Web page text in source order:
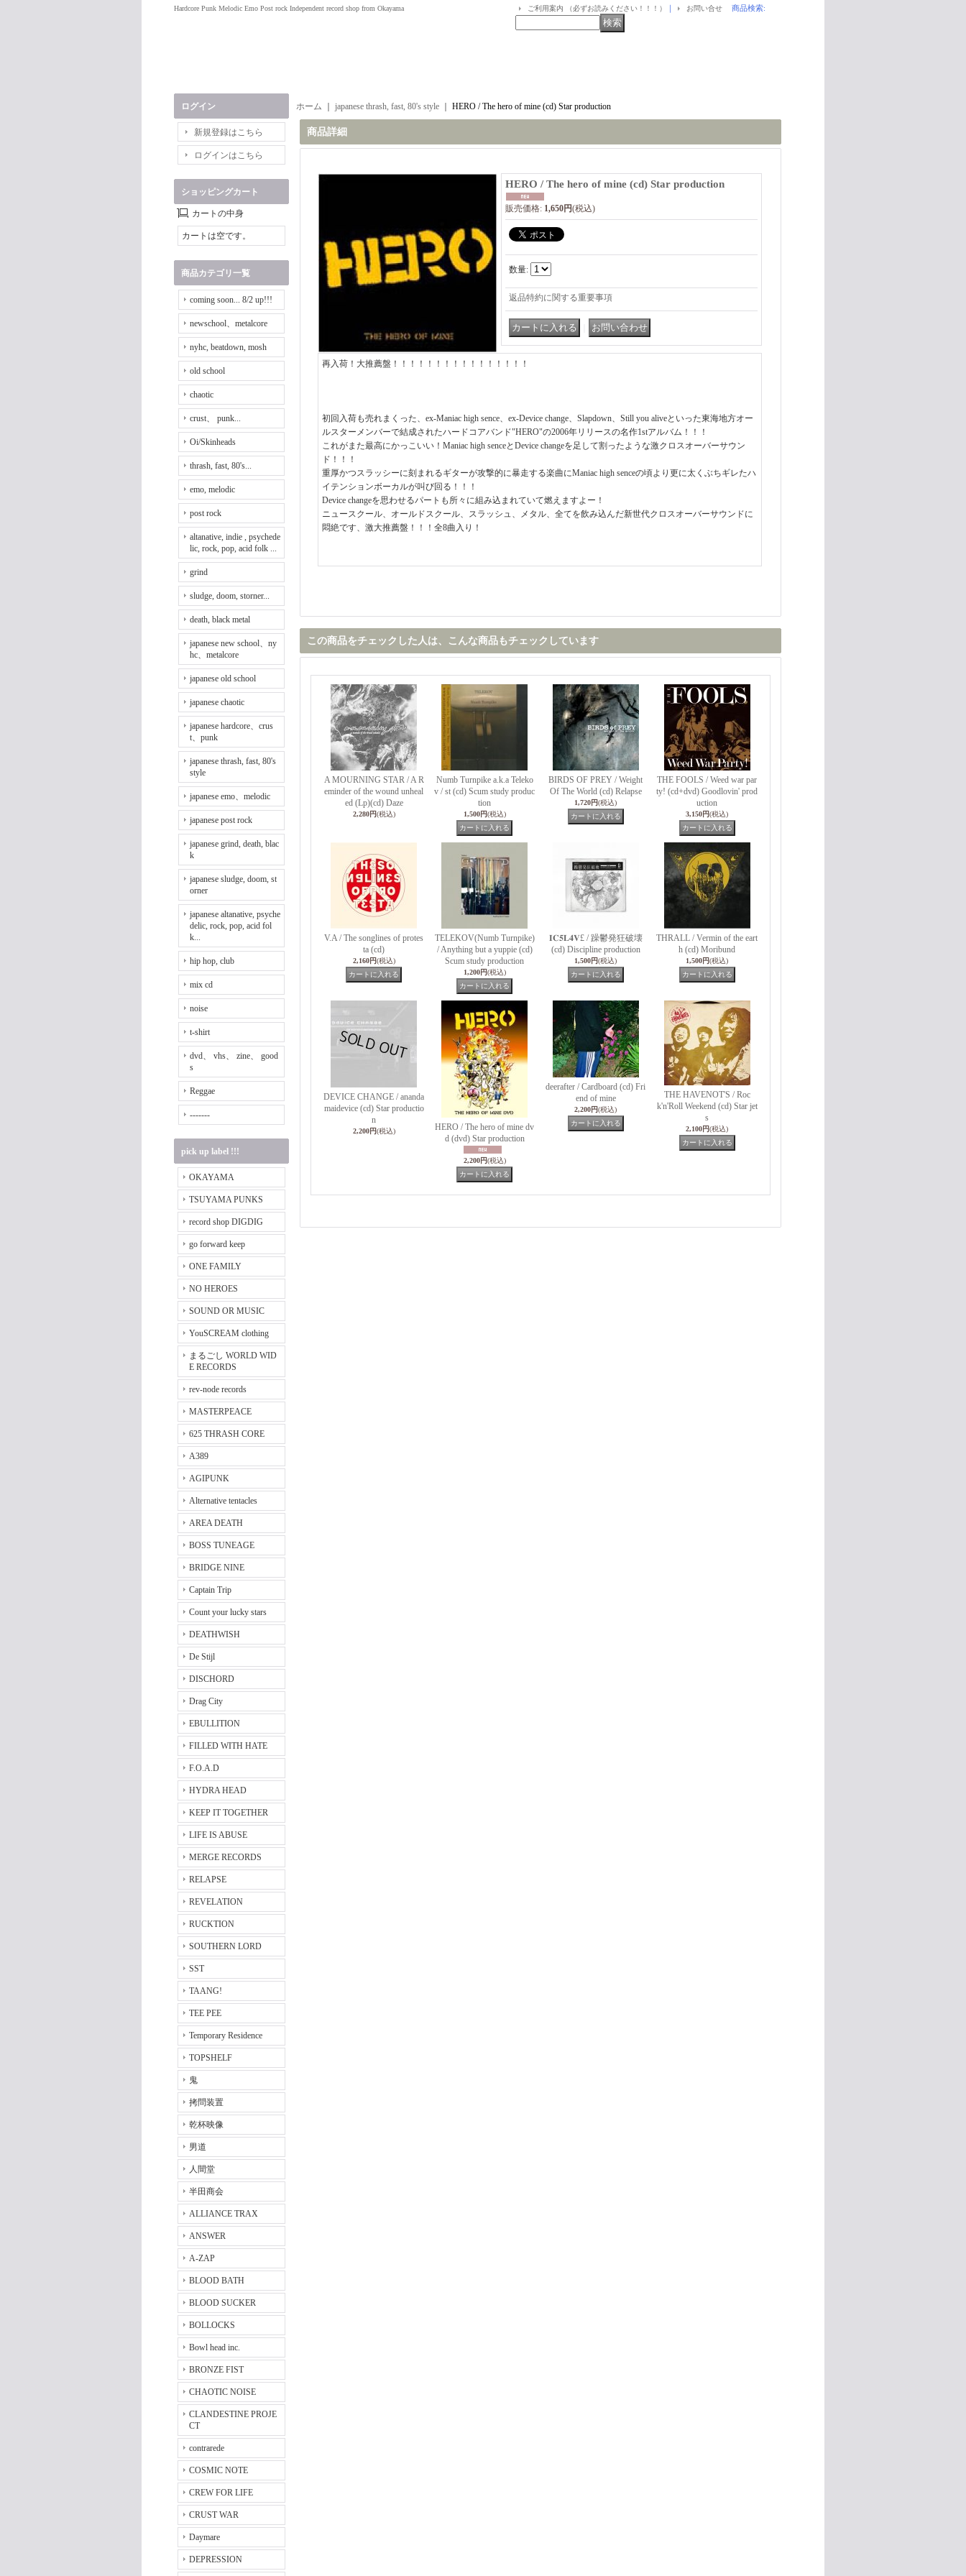
Hardcore Punk Melodic Emo Post rock Independent record shop from Okayama ご利用案内 （必ずお読みください！！！） ｜ お問い合せ 商品検索:
ログイン
新規登録はこちら
ログインはこちら
ショッピングカート
カートの中身
カートは空です。
商品カテゴリ一覧
coming soon... 8/2 up!!!
newschool、metalcore
nyhc, beatdown, mosh
old school
chaotic
crust、 punk...
Oi/Skinheads
thrash, fast, 80's...
emo, melodic
post rock
altanative, indie , psychede
lic, rock, pop, acid folk ...
grind
sludge, doom, storner...
death, black metal
japanese new school、ny
hc、metalcore
japanese old school
japanese chaotic
japanese hardcore、crus
t、punk
japanese thrash, fast, 80's
style
japanese emo、melodic
japanese post rock
japanese grind, death, blac
k
japanese sludge, doom, st
orner
japanese altanative, psyche
delic, rock, pop, acid fol
k...
hip hop, club
mix cd
noise
t-shirt
dvd、 vhs、 zine、 good
s
Reggae
-------
pick up label !!!
OKAYAMA
TSUYAMA PUNKS
record shop DIGDIG
go forward keep
ONE FAMILY
NO HEROES
SOUND OR MUSIC
YouSCREAM clothing
まるごし WORLD WID
E RECORDS
rev-node records
MASTERPEACE
625 THRASH CORE
A389
AGIPUNK
Alternative tentacles
AREA DEATH
BOSS TUNEAGE
BRIDGE NINE
Captain Trip
Count your lucky stars
DEATHWISH
De Stijl
DISCHORD
Drag City
EBULLITION
FILLED WITH HATE
F.O.A.D
HYDRA HEAD
KEEP IT TOGETHER
LIFE IS ABUSE
MERGE RECORDS
RELAPSE
REVELATION
RUCKTION
SOUTHERN LORD
SST
TAANG!
TEE PEE
Temporary Residence
TOPSHELF
鬼
拷問装置
乾杯映像
男道
人間堂
半田商会
ALLIANCE TRAX
ANSWER
A-ZAP
BLOOD BATH
BLOOD SUCKER
BOLLOCKS
Bowl head inc.
BRONZE FIST
CHAOTIC NOISE
CLANDESTINE PROJE
CT
contrarede
COSMIC NOTE
CREW FOR LIFE
CRUST WAR
Daymare
DEPRESSION
ホーム japanese thrash, fast, 80's style HERO / The hero of mine (cd) Star production
商品詳細
HERO / The hero of mine (cd) Star production
販売価格: 1,650円(税込)
数量:
返品特約に関する重要事項
再入荷！大推薦盤！！！！！！！！！！！！！！！！
初回入荷も売れまくった、ex-Maniac high sence、ex-Device change、Slapdown、Still you aliveといった東海地方オー
ルスターメンバーで結成されたハードコアバンド"HERO"の2006年リリースの名作1stアルバム！！！
これがまた最高にかっこいい！Maniac high senceとDevice changeを足して割ったような激クロスオーバーサウン
ド！！！
重厚かつスラッシーに刻まれるギターが攻撃的に暴走する楽曲にManiac high senceの頃より更に太くぶちギレたハ
イテンションボーカルが叫び回る！！！
Device changeを思わせるパートも所々に組み込まれていて燃えますよー！
ニュースクール、オールドスクール、スラッシュ、メタル、全てを飲み込んだ新世代クロスオーバーサウンドに
悶絶です、激大推薦盤！！！全8曲入り！
この商品をチェックした人は、こんな商品もチェックしています
A MOURNING STAR / A R
eminder of the wound unheal
ed (Lp)(cd) Daze
2,280円(税込)
Numb Turnpike a.k.a Teleko
v / st (cd) Scum study produc
tion
1,500円(税込)
BIRDS OF PREY / Weight
Of The World (cd) Relapse
1,720円(税込)
THE FOOLS / Weed war par
ty! (cd+dvd) Goodlovin' prod
uction
3,150円(税込)
V.A / The songlines of protes
ta (cd)
2,160円(税込)
TELEKOV(Numb Turnpike)
/ Anything but a yuppie (cd)
Scum study production
1,200円(税込)
𝐈𝐂𝟓𝐋𝟒𝐕£ / 躁鬱発狂破壊
(cd) Discipline production
1,500円(税込)
THRALL / Vermin of the eart
h (cd) Moribund
1,500円(税込)
DEVICE CHANGE / ananda
maidevice (cd) Star productio
n
2,200円(税込)
HERO / The hero of mine dv
d (dvd) Star production
2,200円(税込)
deerafter / Cardboard (cd) Fri
end of mine
2,200円(税込)
THE HAVENOT'S / Roc
k'n'Roll Weekend (cd) Star jet
s
2,100円(税込)